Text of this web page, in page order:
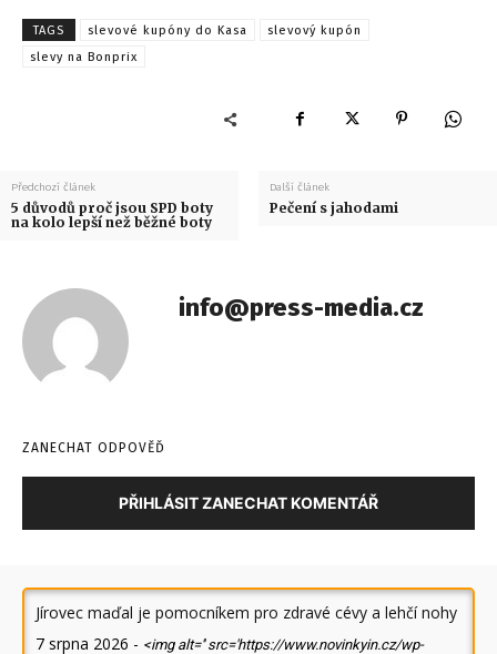
TAGS slevové kupóny do Kasa
slevový kupón
slevy na Bonprix
Předchozí článek
5 důvodů proč jsou SPD boty
na kolo lepší než běžné boty
Další článek
Pečení s jahodami
info@press-media.cz
ZANECHAT ODPOVĚĎ
PŘIHLÁSIT ZANECHAT KOMENTÁŘ
Jírovec maďal je pomocníkem pro zdravé cévy a lehčí nohy
7 srpna 2026 - <img alt='' src='https://www.novinkyin.cz/wp-